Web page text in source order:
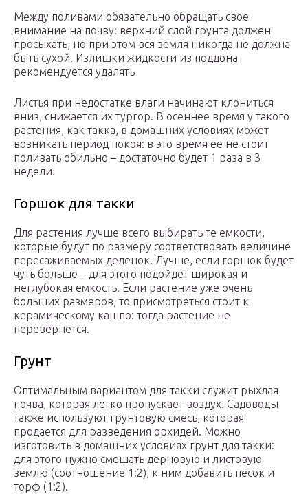
Между поливами обязательно обращать свое
внимание на почву: верхний слой грунта должен
просыхать, но при этом вся земля никогда не должна
быть сухой. Излишки жидкости из поддона
рекомендуется удалять
Листья при недостатке влаги начинают клониться
вниз, снижается их тургор. В осеннее время у такого
растения, как такка, в домашних условиях может
возникать период покоя: в это время ее не стоит
поливать обильно – достаточно будет 1 раза в 3
недели.
Горшок для такки
Для растения лучше всего выбирать те емкости,
которые будут по размеру соответствовать величине
пересаживаемых деленок. Лучше, если горшок будет
чуть больше – для этого подойдет широкая и
неглубокая емкость. Если растение уже очень
больших размеров, то присмотреться стоит к
керамическому кашпо: тогда растение не
перевернется.
Грунт
Оптимальным вариантом для такки служит рыхлая
почва, которая легко пропускает воздух. Садоводы
также используют грунтовую смесь, которая
продается для разведения орхидей. Можно
изготовить в домашних условиях грунт для такки:
для этого нужно смешать дерновую и листовую
землю (соотношение 1:2), к ним добавить песок и
торф (1:2).